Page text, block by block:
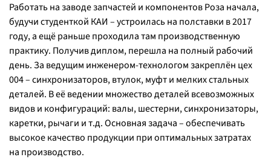
Работать на заводе запчастей и компонентов Роза начала,
будучи студенткой КАИ – устроилась на полставки в 2017
году, а ещё раньше проходила там производственную
практику. Получив диплом, перешла на полный рабочий
день. За ведущим инженером-технологом закреплён цех
004 – синхронизаторов, втулок, муфт и мелких стальных
деталей. В её ведении множество деталей всевозможных
видов и конфигураций: валы, шестерни, синхронизаторы,
каретки, рычаги и т.д. Основная задача – обеспечивать
высокое качество продукции при оптимальных затратах
на производство.